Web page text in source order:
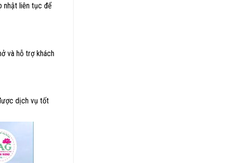
nhật liên tục để
và hỗ trợ khách
dịch vụ tốt